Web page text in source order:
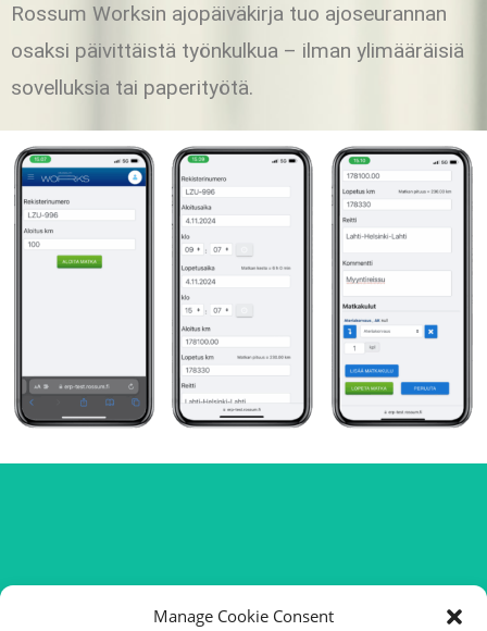
Manage Cookie Consent
Rossum Worksin ajopäiväkirja tuo ajoseurannan
osaksi päivittäistä työnkulkua – ilman ylimääräisiä
sovelluksia tai paperityötä.
Pyydä ilmainen